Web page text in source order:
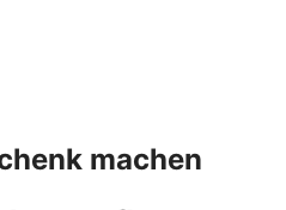
machen